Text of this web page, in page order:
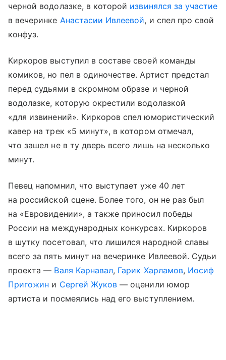
черной водолазке, в которой извинялся за участие
в вечеринке Анастасии Ивлеевой, и спел про свой
конфуз.
Киркоров выступил в составе своей команды
комиков, но пел в одиночестве. Артист предстал
перед судьями в скромном образе и черной
водолазке, которую окрестили водолазкой
«для извинений». Киркоров спел юмористический
кавер на трек «5 минут», в котором отмечал,
что зашел не в ту дверь всего лишь на несколько
минут.
Певец напомнил, что выступает уже 40 лет
на российской сцене. Более того, он не раз был
на «Евровидении», а также приносил победы
России на международных конкурсах. Киркоров
в шутку посетовал, что лишился народной славы
всего за пять минут на вечеринке Ивлеевой. Судьи
проекта — Валя Карнавал, Гарик Харламов, Иосиф
Пригожин и Сергей Жуков — оценили юмор
артиста и посмеялись над его выступлением.